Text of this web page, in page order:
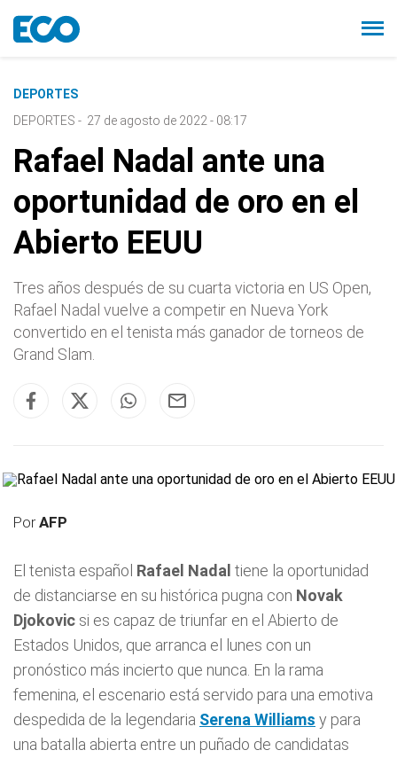
DEPORTES
DEPORTES - 27 de agosto de 2022 - 08:17
Rafael Nadal ante una
oportunidad de oro en el
Abierto EEUU
Tres años después de su cuarta victoria en US Open,
Rafael Nadal vuelve a competir en Nueva York
convertido en el tenista más ganador de torneos de
Grand Slam.
PorAFP
El tenista español Rafael Nadal tiene la oportunidad
de distanciarse en su histórica pugna con Novak
Djokovic si es capaz de triunfar en el Abierto de
Estados Unidos, que arranca el lunes con un
pronóstico más incierto que nunca. En la rama
femenina, el escenario está servido para una emotiva
despedida de la legendaria Serena Williams y para
una batalla abierta entre un puñado de candidatas